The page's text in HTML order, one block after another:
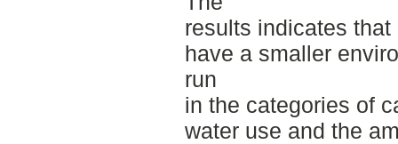
results indicates
have a smaller
run
in the categories of
water use and the